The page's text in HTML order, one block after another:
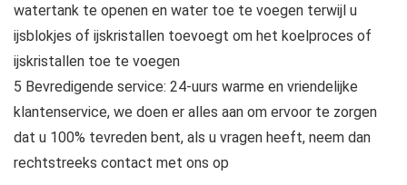
watertank te openen en water toe te voegen terwijl u
ijsblokjes of ijskristallen toevoegt om het koelproces of
ijskristallen toe te voegen
5 Bevredigende service: 24-uurs warme en vriendelijke
klantenservice, we doen er alles aan om ervoor te zorgen
dat u 100% tevreden bent, als u vragen heeft, neem dan
rechtstreeks contact met ons op